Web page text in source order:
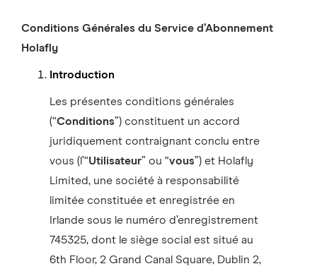
Conditions Générales du Service d’Abonnement
Holafly
Introduction
Les présentes conditions générales
(“Conditions”) constituent un accord
juridiquement contraignant conclu entre
vous (l’“Utilisateur” ou “vous”) et Holafly
Limited, une société à responsabilité
limitée constituée et enregistrée en
Irlande sous le numéro d’enregistrement
745325, dont le siège social est situé au
6th Floor, 2 Grand Canal Square, Dublin 2,